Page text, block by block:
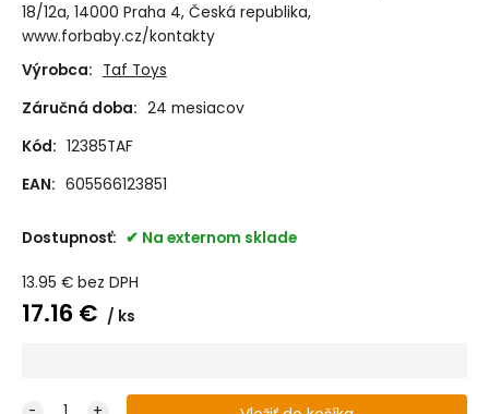
18/12a, 14000 Praha 4, Česká republika,
www.forbaby.cz/kontakty
Výrobca: Taf Toys
Záručná doba: 24 mesiacov
Kód: 12385TAF
EAN: 605566123851
Dostupnosť: Na externom sklade
13.95 € bez DPH
17.16 € ks